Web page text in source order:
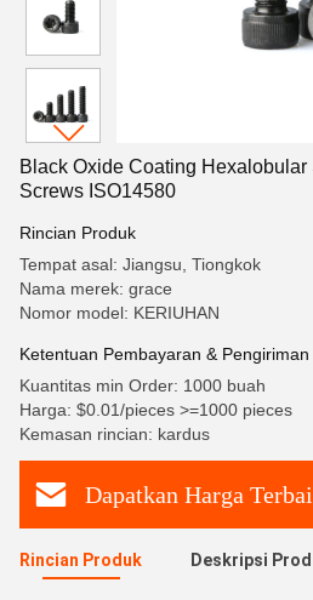
Black Oxide Coating
Screws ISO14580
Rincian Produk
Tempat asal: Jiangsu, Tiongkok
Nama merek: grace
Nomor model: KERIUHAN
Ketentuan Pembayaran & Pengiriman
Kuantitas min Order: 1000 buah
Harga: $0.01/pieces >=1000 pieces
Kemasan rincian: kardus
Dapatkan Harga
Rincian Produk Deskripsi